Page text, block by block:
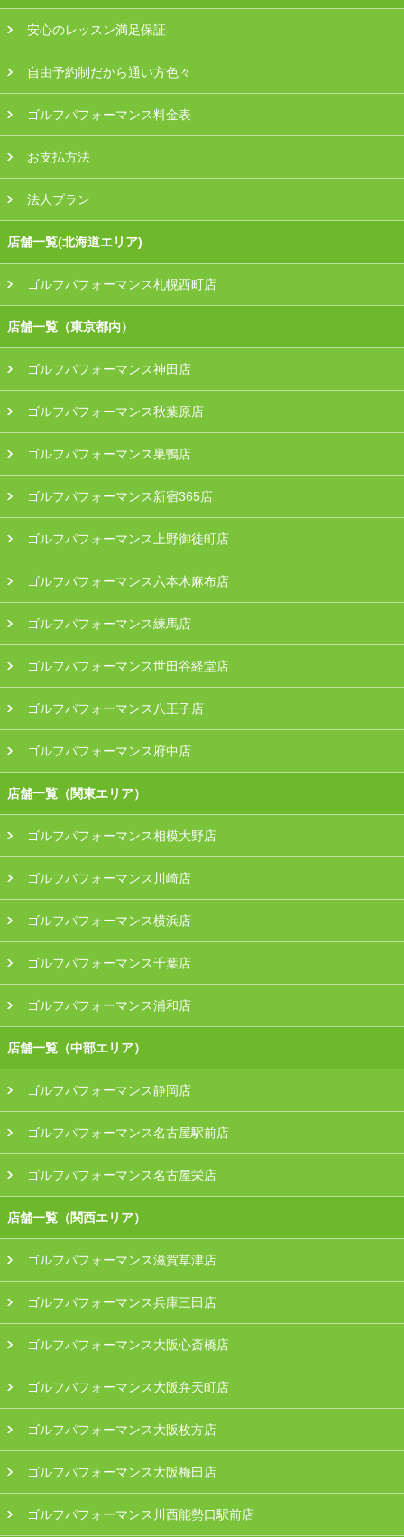
安心のレッスン満足保証
自由予約制だから通い方色々
ゴルフパフォーマンス料金表
お支払方法
法人プラン
店舗一覧(北海道エリア)
ゴルフパフォーマンス札幌西町店
店舗一覧（東京都内）
ゴルフパフォーマンス神田店
ゴルフパフォーマンス秋葉原店
ゴルフパフォーマンス巣鴨店
ゴルフパフォーマンス新宿365店
ゴルフパフォーマンス上野御徒町店
ゴルフパフォーマンス六本木麻布店
ゴルフパフォーマンス練馬店
ゴルフパフォーマンス世田谷経堂店
ゴルフパフォーマンス八王子店
ゴルフパフォーマンス府中店
店舗一覧（関東エリア）
ゴルフパフォーマンス相模大野店
ゴルフパフォーマンス川崎店
ゴルフパフォーマンス横浜店
ゴルフパフォーマンス千葉店
ゴルフパフォーマンス浦和店
店舗一覧（中部エリア）
ゴルフパフォーマンス静岡店
ゴルフパフォーマンス名古屋駅前店
ゴルフパフォーマンス名古屋栄店
店舗一覧（関西エリア）
ゴルフパフォーマンス滋賀草津店
ゴルフパフォーマンス兵庫三田店
ゴルフパフォーマンス大阪心斎橋店
ゴルフパフォーマンス大阪弁天町店
ゴルフパフォーマンス大阪枚方店
ゴルフパフォーマンス大阪梅田店
ゴルフパフォーマンス川西能勢口駅前店